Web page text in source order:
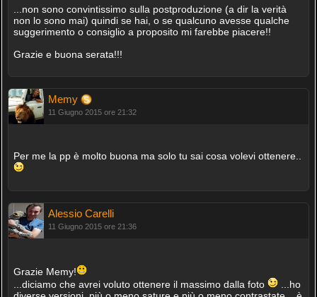
...non sono convintissimo sulla postproduzione (a dir la verità
non lo sono mai) quindi se hai, o se qualcuno avesse qualche
suggerimento o consiglio a proposito mi farebbe piacere!!
Grazie e buona serata!!!
Memy
11 Giugno 2015 ore 21:32
Per me la pp è molto buona ma solo tu sai cosa volevi ottenere..
Alessio Carelli
11 Giugno 2015 ore 21:36
Grazie Memy!
...diciamo che avrei voluto ottenere il massimo dalla foto
...ho